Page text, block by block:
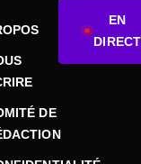
DE
EN
DIRECT